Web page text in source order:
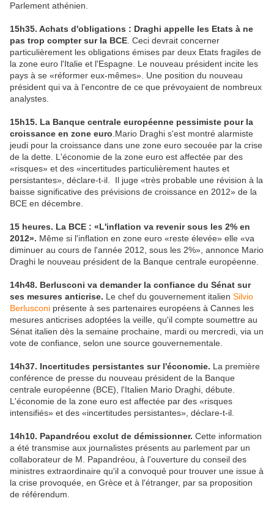
Parlement athénien.
15h35. Achats d'obligations : Draghi appelle les Etats à ne
pas trop compter sur la BCE. Ceci devrait concerner
particulièrement les obligations émises par deux Etats fragiles de
la zone euro l'Italie et l'Espagne. Le nouveau président incite les
pays à se «réformer eux-mêmes». Une position du nouveau
président qui va à l'encontre de ce que prévoyaient de nombreux
analystes.
15h15. La Banque centrale européenne pessimiste pour la
croissance en zone euro.Mario Draghi s'est montré alarmiste
jeudi pour la croissance dans une zone euro secouée par la crise
de la dette. L'économie de la zone euro est affectée par des
«risques» et des «incertitudes particulièrement hautes et
persistantes», déclare-t-il. Il juge «très probable une révision à la
baisse significative des prévisions de croissance en 2012» de la
BCE en décembre.
15 heures. La BCE : «L'inflation va revenir sous les 2% en
2012». Même si l'inflation en zone euro «reste élevée» elle «va
diminuer au cours de l'année 2012, sous les 2%», annonce Mario
Draghi le nouveau président de la Banque centrale européenne.
14h48. Berlusconi va demander la confiance du Sénat sur
ses mesures anticrise. Le chef du gouvernement italien Silvio
Berlusconi présente à ses partenaires européens à Cannes les
mesures anticrises adoptées la veille, qu'il compte soumettre au
Sénat italien dès la semaine prochaine, mardi ou mercredi, via un
vote de confiance, selon une source gouvernementale.
14h37. Incertitudes persistantes sur l'économie. La première
conférence de presse du nouveau président de la Banque
centrale européenne (BCE), l'Italien Mario Draghi, débute.
L'économie de la zone euro est affectée par des «risques
intensifiés» et des «incertitudes persistantes», déclare-t-il.
14h10. Papandréou exclut de démissionner. Cette information
a été transmise aux journalistes présents au parlement par un
collaborateur de M. Papandréou, à l'ouverture du conseil des
ministres extraordinaire qu'il a convoqué pour trouver une issue à
la crise provoquée, en Grèce et à l'étranger, par sa proposition
de référendum.